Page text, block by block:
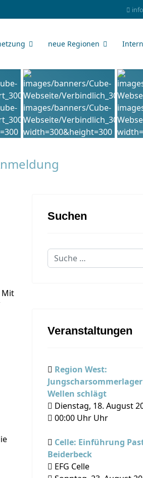
neue Regionen Intern
Mit
Suchen
Suchen
Veranstaltungen
Region West:
Wellen schlägt
Dienstag, 18. August
00:00 Uhr Uhr
Celle: Einführung
Beiderbeck
EFG Celle